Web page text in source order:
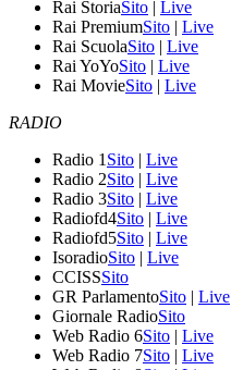
Rai StoriaSito | Live
Rai PremiumSito | Live
Rai ScuolaSito | Live
Rai YoYoSito | Live
Rai MovieSito | Live
RADIO
Radio 1 Sito | Live
Radio 2Sito | Live
Radio 3Sito | Live
Radiofd4Sito | Live
Radiofd5Sito | Live
IsoradioSito | Live
CCISSSito
GR ParlamentoSito | Live
Giornale RadioSito
Web Radio 6Sito | Live
Web Radio 7Sito | Live